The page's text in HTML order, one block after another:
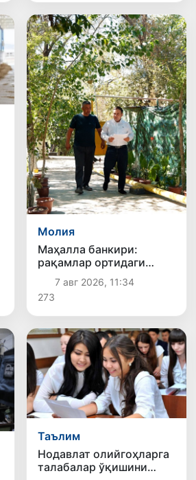
Молия
Маҳалла банкири:
рақамлар ортидаги
инсонлар тақдири
7 авг 2026, 11:34
273
Таълим
Нодавлат олийгоҳларга
талабалар ўқишини